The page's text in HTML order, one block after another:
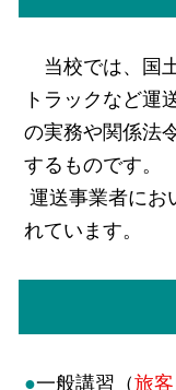
当校では、国
トラックなど運
の実務や関係法
するものです。
運送事業者にお
れています。
●一般講習（旅